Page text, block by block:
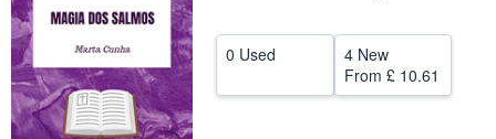
Help
CLOSE
0 Used
4 New
From £ 10.61